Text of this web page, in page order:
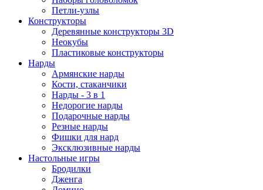
Петли-узлы
Конструкторы
Деревянные конструкторы 3D
Неокубы
Пластиковые конструкторы
Нарды
Армянские нарды
Кости, стаканчики
Нарды - 3 в 1
Недорогие нарды
Подарочные нарды
Резные нарды
Фишки для нард
Эксклюзивные нарды
Настольные игры
Бродилки
Дженга